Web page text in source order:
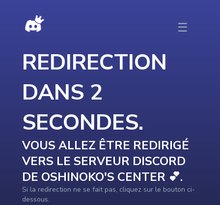
☰
REDIRECTION
DANS 2
SECONDES.
VOUS ALLEZ ÊTRE REDIRIGÉ
VERS LE SERVEUR DISCORD
DE OSHINOKO'S CENTER 💕.
Si la redirection ne se fait pas, cliquez sur le bouton ci-
dessous.